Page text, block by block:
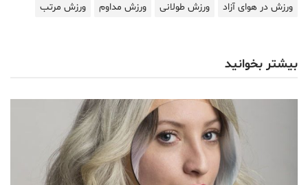
ورزش در هوای آزاد
ورزش طولانی ورزش مداوم ورزش مرتب
بیشتر بخوانید